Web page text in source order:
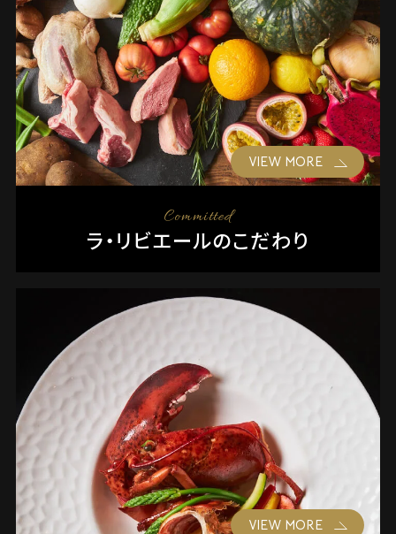
VIEW MORE
Committed
ラ・リビエールのこだわり
VIEW MORE